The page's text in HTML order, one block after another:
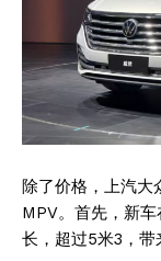
除了价格，上汽大
MPV。首先，新
长，超过5米3，带